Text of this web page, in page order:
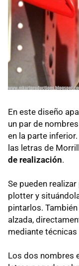
En este diseño
un par de
en la parte
las letras de
de realización.
Se pueden
plotter y
pintarlos.
alzada,
mediante técnicas
Los dos nombres